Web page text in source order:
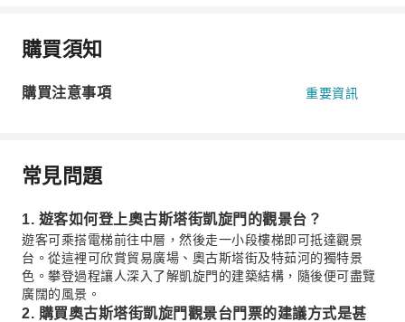
購買須知
購買注意事項 重要資訊
常見問題
1. 遊客如何登上奧古斯塔街凱旋門的觀景台？
遊客可乘搭電梯前往中層，然後走一小段樓梯即可抵達觀景
台。從這裡可欣賞貿易廣場、奧古斯塔街及特茹河的獨特景
色。攀登過程讓人深入了解凱旋門的建築結構，隨後便可盡覽
廣闊的風景。
2. 購買奧古斯塔街凱旋門觀景台門票的建議方式是甚